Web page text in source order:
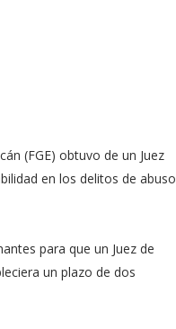
(FGE) obtuvo de un Juez
en los delitos de abuso
para que un Juez de
un plazo de dos